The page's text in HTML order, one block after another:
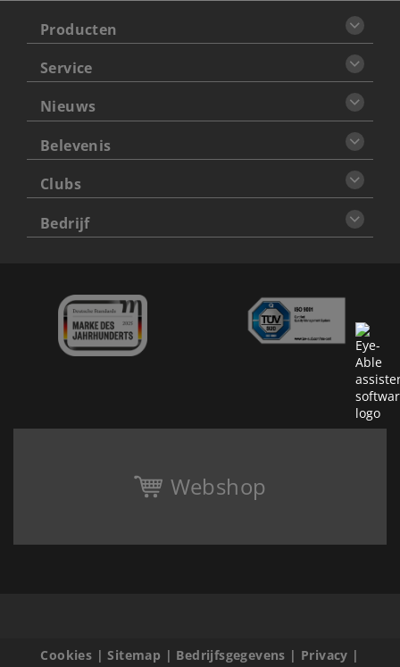
Producten
Service
Nieuws
Belevenis
Clubs
Bedrijf
Webshop
Cookies |Sitemap | Bedrijfsgegevens | Privacy |